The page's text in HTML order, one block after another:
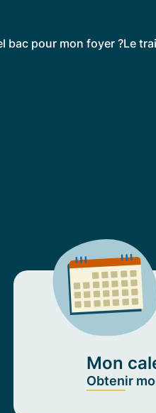
bac pour mon foyer ?Le
Mon
Obtenir